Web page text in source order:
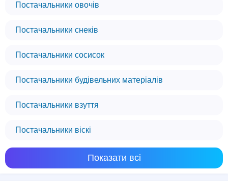
Постачальники овочів
Постачальники снеків
Постачальники сосисок
Постачальники будівельних матеріалів
Постачальники взуття
Постачальники віскі
Показати всі